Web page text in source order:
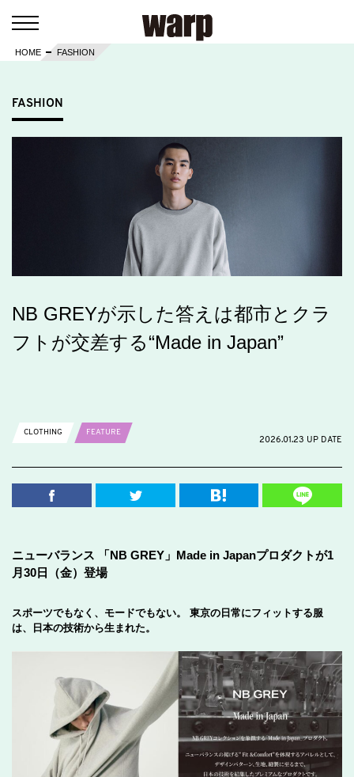
HOME FASHION
FASHION
NB GREYが示した答えは都市とクラ
フトが交差する“Made in Japan”
CLOTHING
FEATURE
2026.01.23 UP DATE
ニューバランス 「NB GREY」Made in Japanプロダクトが1
月30日（金）登場
スポーツでもなく、モードでもない。 東京の日常にフィットする服
は、日本の技術から生まれた。